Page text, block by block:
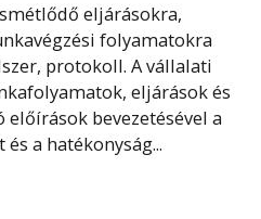
eljárásokra,
folyamatokra
protokoll. A vállalati
eljárások és
bevezetésével a
a hatékonyság...